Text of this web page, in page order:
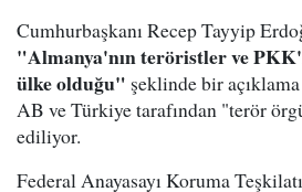
Cumhurbaşkanı Recep Tayyip
"Almanya'nın teröristler ve
ülke olduğu" şeklinde bir
AB ve Türkiye tarafından "terör
ediliyor.
Federal Anayasayı Koruma